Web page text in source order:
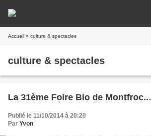
Accueil » culture & spectacles
culture & spectacles
La 31ème Foire Bio de Montfroc...
Publié le 11/10/2014 à 20:20
Par Yvon